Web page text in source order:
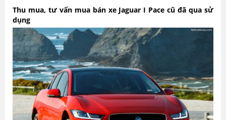
Thu mua, tư vấn mua bán xe Jaguar I Pace cũ đã qua sử
dụng